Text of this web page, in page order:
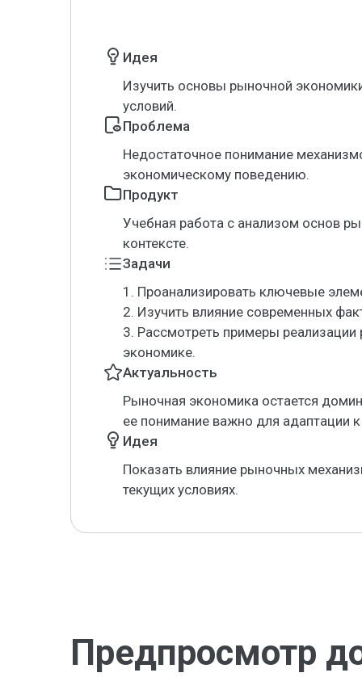
Идея
Изучить основы рыночной
условий.
Проблема
Недостаточное понимание
экономическому поведению.
Продукт
Учебная работа с анализом основ
контексте.
Задачи
1. Проанализировать ключевые
2. Изучить влияние современных
3. Рассмотреть примеры
экономике.
Актуальность
Рыночная экономика остается
ее понимание важно для адаптации
Идея
Показать влияние рыночных
текущих условиях.
Предпросмотр